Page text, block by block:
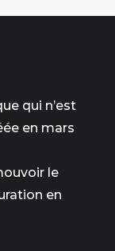
qui n’est
en mars
le
en